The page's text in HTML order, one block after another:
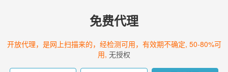
免费代理
开放代理，是网上扫描来的，经检测可用，有效期不确定, 50-80%可
用, 无授权